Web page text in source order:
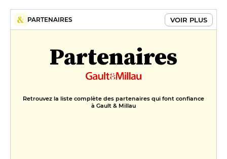
PARTENAIRES VOIR PLUS
Partenaires
Retrouvez la liste complète des partenaires qui font confiance
à Gault & Millau